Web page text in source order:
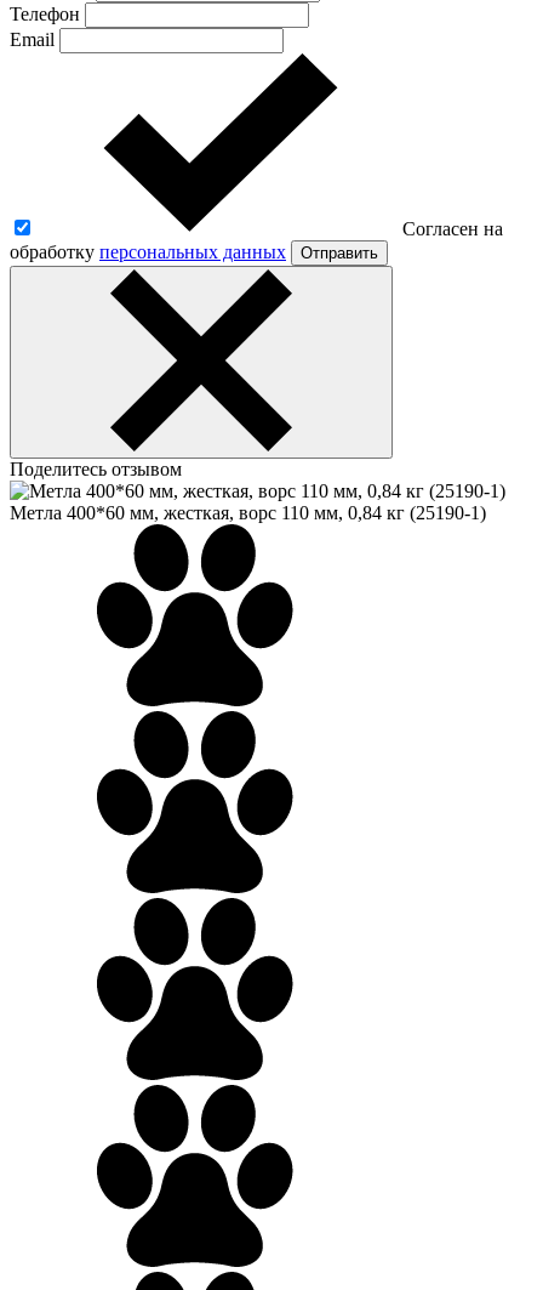
Телефон
Email
Согласен на
обработку персональных данных Отправить
Поделитесь отзывом
Метла 400*60 мм, жесткая, ворс 110 мм, 0,84 кг (25190-1)